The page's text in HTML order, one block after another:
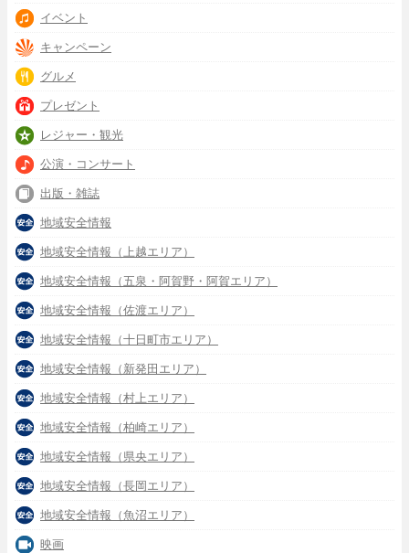
イベント
キャンペーン
グルメ
プレゼント
レジャー・観光
公演・コンサート
出版・雑誌
地域安全情報
地域安全情報（上越エリア）
地域安全情報（五泉・阿賀野・阿賀エリア）
地域安全情報（佐渡エリア）
地域安全情報（十日町市エリア）
地域安全情報（新発田エリア）
地域安全情報（村上エリア）
地域安全情報（柏崎エリア）
地域安全情報（県央エリア）
地域安全情報（長岡エリア）
地域安全情報（魚沼エリア）
映画